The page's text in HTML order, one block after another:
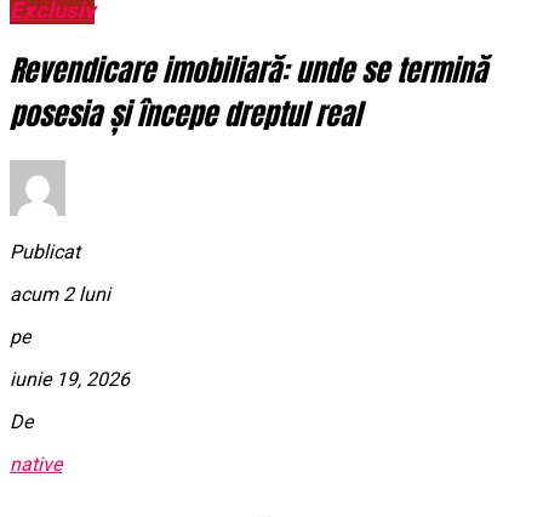
Exclusiv
Revendicare imobiliară: unde se termină
posesia și începe dreptul real
Publicat
acum 2 luni
pe
iunie 19, 2026
De
native